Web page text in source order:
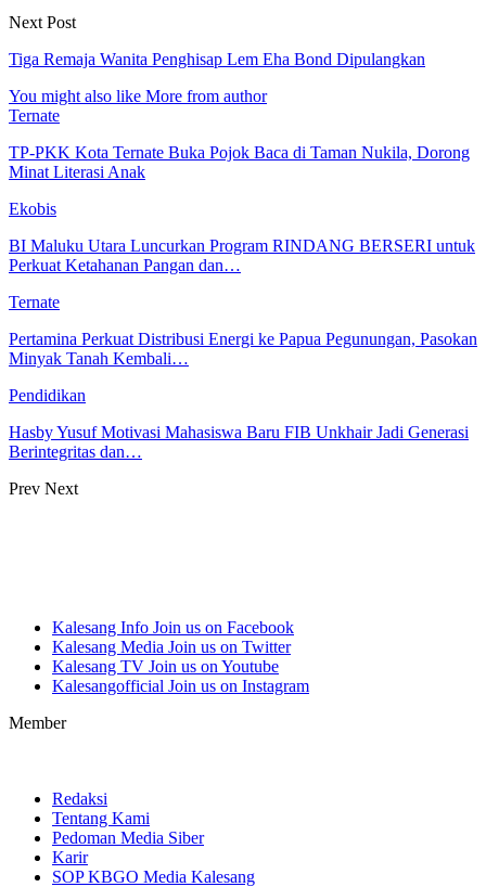
Next Post
Tiga Remaja Wanita Penghisap Lem Eha Bond Dipulangkan
You might also like More from author
Ternate
TP-PKK Kota Ternate Buka Pojok Baca di Taman Nukila, Dorong
Minat Literasi Anak
Ekobis
BI Maluku Utara Luncurkan Program RINDANG BERSERI untuk
Perkuat Ketahanan Pangan dan…
Ternate
Pertamina Perkuat Distribusi Energi ke Papua Pegunungan, Pasokan
Minyak Tanah Kembali…
Pendidikan
Hasby Yusuf Motivasi Mahasiswa Baru FIB Unkhair Jadi Generasi
Berintegritas dan…
Prev Next
Kalesang Info Join us on Facebook
Kalesang Media Join us on Twitter
Kalesang TV Join us on Youtube
Kalesangofficial Join us on Instagram
Member
Redaksi
Tentang Kami
Pedoman Media Siber
Karir
SOP KBGO Media Kalesang